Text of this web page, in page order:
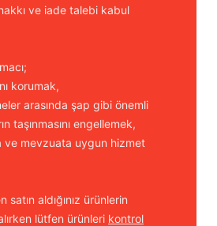
ve iade talebi kabul
korumak,
arasında şap gibi önemli
taşınmasını engellemek,
ve mevzuata uygun hizmet
aldığınız ürünlerin
lütfen ürünleri kontrol